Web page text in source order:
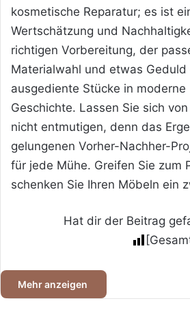
kosmetische Reparatur; es ist
Wertschätzung und
richtigen Vorbereitung, der
Materialwahl und etwas Geduld
ausgediente Stücke in moderne
Geschichte. Lassen Sie sich
nicht entmutigen, denn das
gelungenen Vorher-Nachher-
für jede Mühe. Greifen Sie zum
schenken Sie Ihren Möbeln ein
Hat dir der Beitrag
Mehr anzeigen